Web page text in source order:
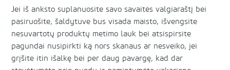
Jei iš anksto suplanuosite savo savaitės valgiaraštį bei
pasiruošite, šaldytuve bus visada maisto, išvengsite
nesuvartotų produktų metimo lauk bei atsispirsite
pagundai nusipirkti ką nors skanaus ar nesveiko, jei
grįšite itin išalkę bei per daug pavargę, kad dar